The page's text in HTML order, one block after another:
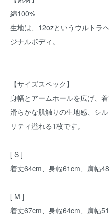
綿100%
生地は、12ozというウルトラ
ジナルボディ。
【サイズスペック】
身幅とアームホールを広げ、
滑らかな肌触りの生地感、シ
リティ溢れる1枚です。
[ S ]
着丈64cm、身幅61cm、肩幅
[ M ]
着丈67cm、身幅64cm、肩幅